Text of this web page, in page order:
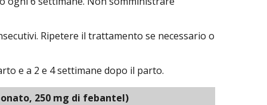
Ripetere il trattamento se necessario o
e a 2 e 4 settimane dopo il parto.
250 mg di febantel)